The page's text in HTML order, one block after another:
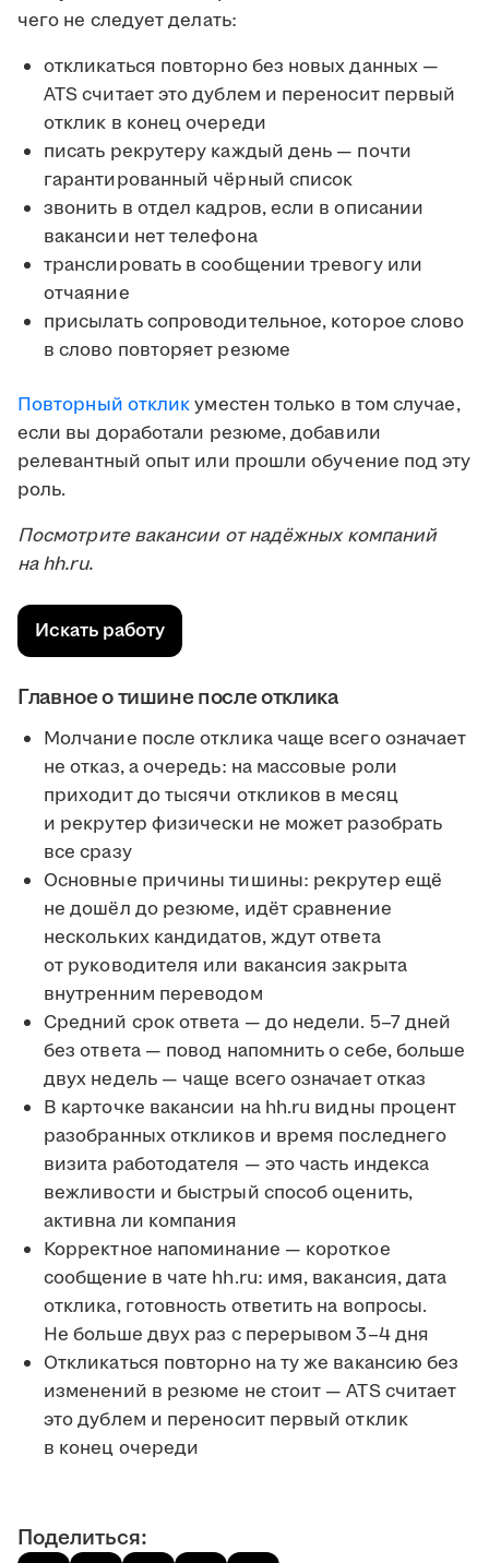
чего не следует делать:
откликаться повторно без новых данных —
ATS считает это дублем и переносит первый
отклик в конец очереди
писать рекрутеру каждый день — почти
гарантированный чёрный список
звонить в отдел кадров, если в описании
вакансии нет телефона
транслировать в сообщении тревогу или
отчаяние
присылать сопроводительное, которое слово
в слово повторяет резюме
Повторный откликуместен только в том случае,
если вы доработали резюме, добавили
релевантный опыт или прошли обучение под эту
роль.
Посмотрите вакансии от надёжных компаний
на hh.ru.
Искать работу
Главное о тишине после отклика
Молчание после отклика чаще всего означает
не отказ, а очередь: на массовые роли
приходит до тысячи откликов в месяц
и рекрутер физически не может разобрать
все сразу
Основные причины тишины: рекрутер ещё
не дошёл до резюме, идёт сравнение
нескольких кандидатов, ждут ответа
от руководителя или вакансия закрыта
внутренним переводом
Средний срок ответа — до недели. 5–7 дней
без ответа — повод напомнить о себе, больше
двух недель — чаще всего означает отказ
В карточке вакансии на hh.ru видны процент
разобранных откликов и время последнего
визита работодателя — это часть индекса
вежливости и быстрый способ оценить,
активна ли компания
Корректное напоминание — короткое
сообщение в чате hh.ru: имя, вакансия, дата
отклика, готовность ответить на вопросы.
Не больше двух раз с перерывом 3–4 дня
Откликаться повторно на ту же вакансию без
изменений в резюме не стоит — ATS считает
это дублем и переносит первый отклик
в конец очереди
Поделиться: